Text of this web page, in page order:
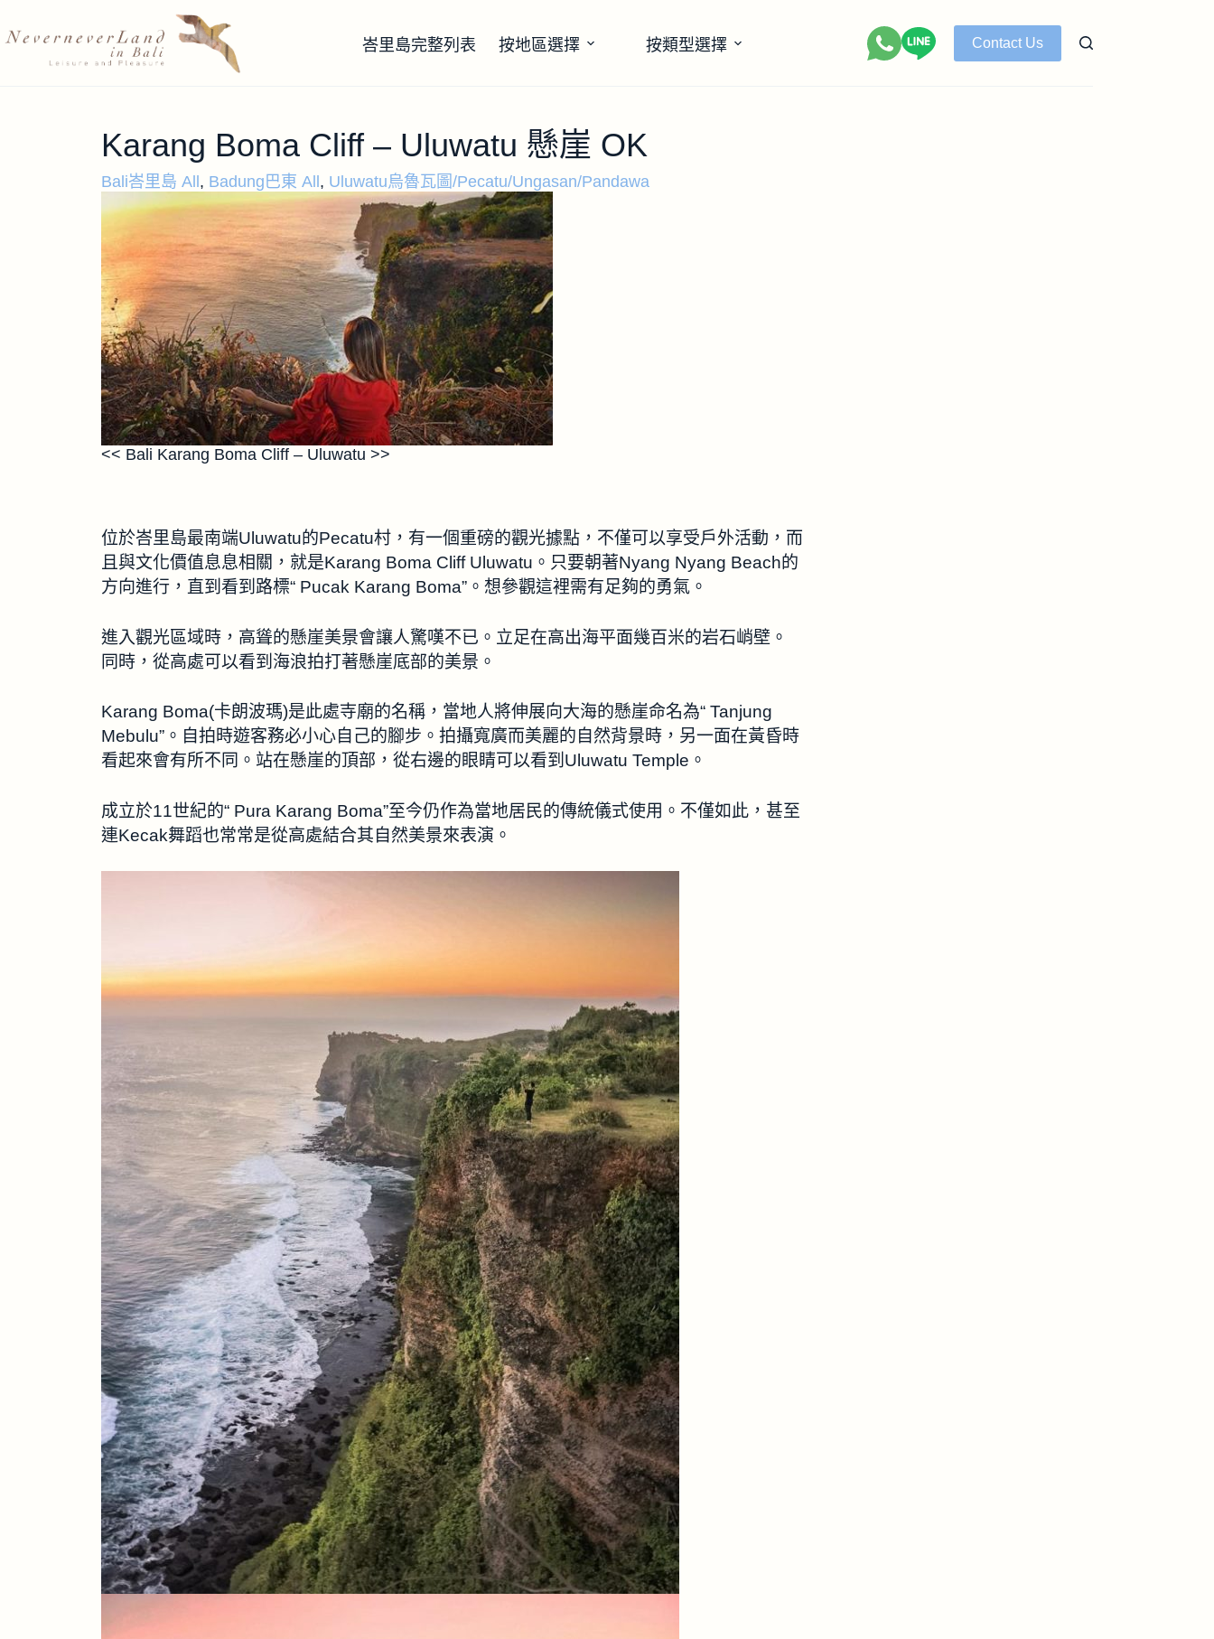
峇里島完整列表 按地區選擇 按類型選擇 Contact Us
Karang Boma Cliff – Uluwatu 懸崖 OK
Bali峇里島 All , Badung巴東 All , Uluwatu烏魯瓦圖/Pecatu/Ungasan/Pandawa
<< Bali Karang Boma Cliff – Uluwatu >>
位於峇里島最南端Uluwatu的Pecatu村，有一個重磅的觀光據點，不僅可以享受戶外活動，而
且與文化價值息息相關，就是Karang Boma Cliff Uluwatu。只要朝著Nyang Nyang Beach的
方向進行，直到看到路標“ Pucak Karang Boma”。想參觀這裡需有足夠的勇氣。
進入觀光區域時，高聳的懸崖美景會讓人驚嘆不已。立足在高出海平面幾百米的岩石峭壁。
同時，從高處可以看到海浪拍打著懸崖底部的美景。
Karang Boma(卡朗波瑪)是此處寺廟的名稱，當地人將伸展向大海的懸崖命名為“ Tanjung
Mebulu”。自拍時遊客務必小心自己的腳步。拍攝寬廣而美麗的自然背景時，另一面在黃昏時
看起來會有所不同。站在懸崖的頂部，從右邊的眼睛可以看到Uluwatu Temple。
成立於11世紀的“ Pura Karang Boma”至今仍作為當地居民的傳統儀式使用。不僅如此，甚至
連Kecak舞蹈也常常是從高處結合其自然美景來表演。